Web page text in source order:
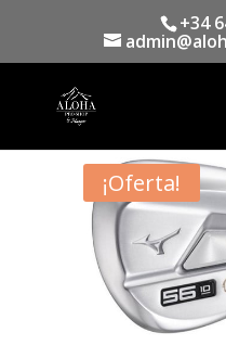
+34
productos
¡Oferta!